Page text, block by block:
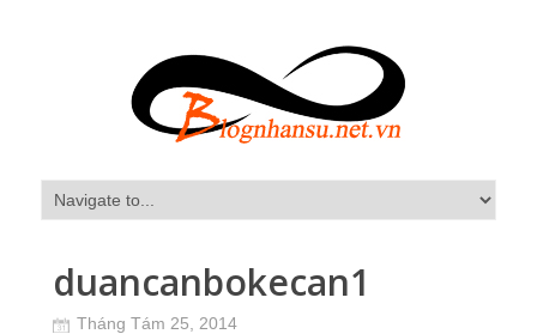
duancanbokecan1
Tháng Tám 25, 2014